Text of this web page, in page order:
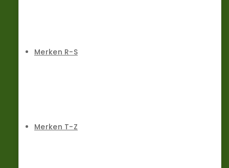
Merken R-S
Merken T-Z